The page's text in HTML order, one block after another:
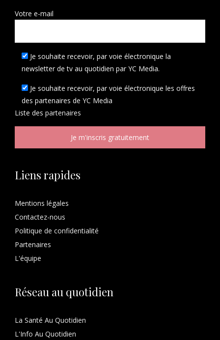
Votre e-mail
Je souhaite recevoir, par voie électronique la
newsletter de tv au quotidien par YC Media.
Je souhaite recevoir, par voie électronique les offres
des partenaires de YC Media
Liste des partenaires
Liens rapides
Mentions légales
Contactez-nous
Politique de confidentialité
Partenaires
L'équipe
Réseau au quotidien
La Santé Au Quotidien
L'Info Au Quotidien